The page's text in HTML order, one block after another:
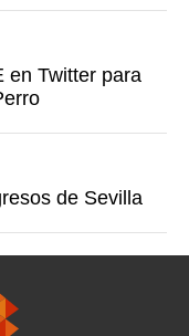
en Twitter para
de Sevilla